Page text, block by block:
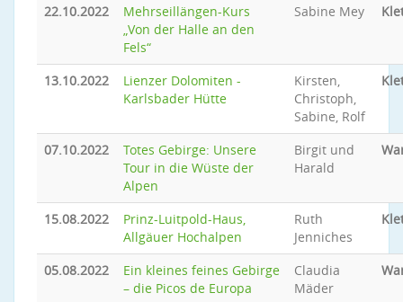
22.10.2022
Mehrseillängen-Kurs
„Von der Halle an den
Fels“
Sabine Mey
13.10.2022
Lienzer Dolomiten -
Karlsbader Hütte
Kirsten,
Christoph,
Sabine, Rolf
07.10.2022
Totes Gebirge: Unsere
Tour in die Wüste der
Alpen
Birgit und
Harald
15.08.2022
Prinz-Luitpold-Haus,
Allgäuer Hochalpen
Ruth
Jenniches
05.08.2022
Ein kleines feines Gebirge
– die Picos de Europa
Claudia
Mäder